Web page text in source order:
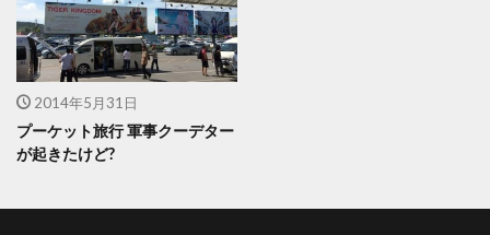
2014年5月31日
プーケット旅行 軍事クーデター
が起きたけど?